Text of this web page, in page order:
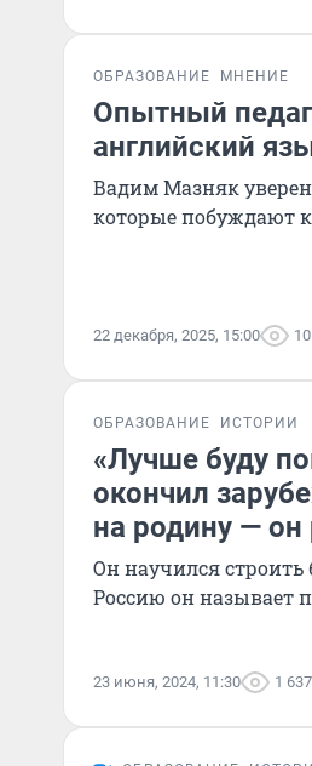
ОБРАЗОВАНИЕ МНЕНИЕ
Опытный
английский
Вадим Мазняк
которые побуждают
22 декабря, 2025, 15:00
ОБРАЗОВАНИЕ ИСТОРИИ
«Лучше буду
окончил
на родину —
Он научился строить
Россию он называет
23 июня, 2024, 11:30 1 637